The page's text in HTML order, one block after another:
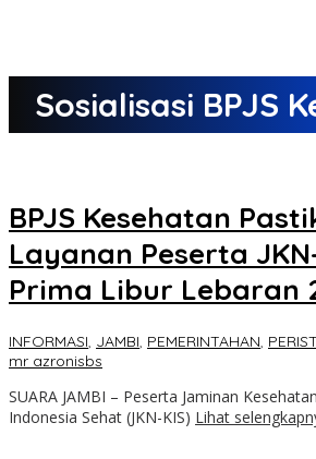
Sosialisasi BPJS
BPJS Kesehatan
Layanan Peserta
Prima Libur Lebaran
INFORMASI, JAMBI, PEMERINTAHAN,
mr azronisbs
SUARA JAMBI – Peserta Jaminan
Indonesia Sehat (JKN-KIS) Lihat